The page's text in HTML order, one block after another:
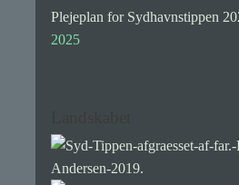
Plejeplan for Sydhavnstippen
2025